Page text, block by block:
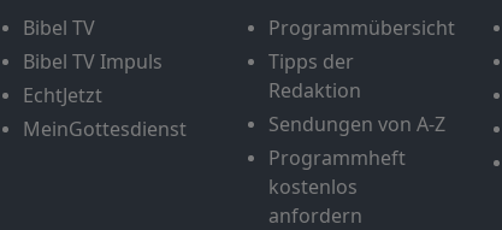
Bibel TV
Bibel TV Impuls
EchtJetzt
MeinGottesdienst
Programmübersicht
Tipps der
Redaktion
Sendungen von A-Z
Programmheft
kostenlos
anfordern